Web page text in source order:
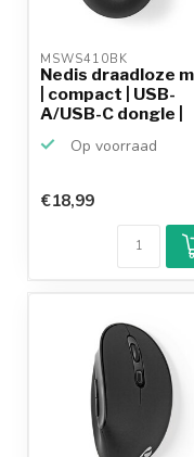
MSWS410BK
Nedis draadloze
| compact | USB-
A/USB-C dongle |
Op voorraad
€18,99